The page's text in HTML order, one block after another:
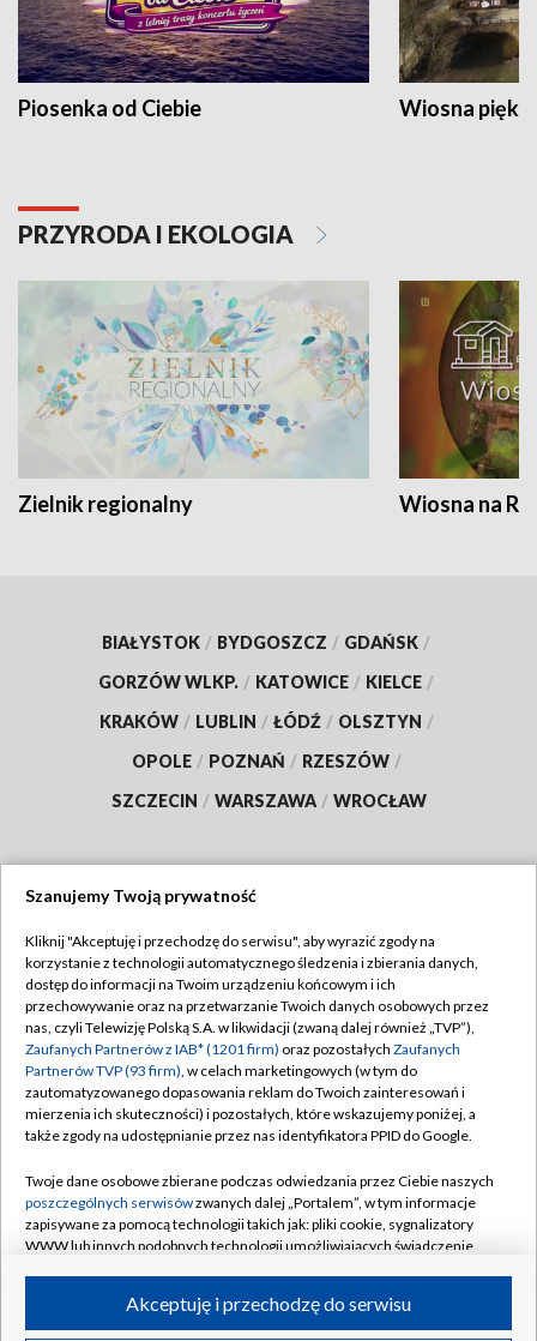
Piosenka od Ciebie Wiosna
PRZYRODA I EKOLOGIA
Zielnik regionalny Wiosna na
BIAŁYSTOK / BYDGOSZCZ / GDAŃSK /
GORZÓW WLKP. / KATOWICE / KIELCE /
KRAKÓW / LUBLIN / ŁÓDŹ / OLSZTYN /
OPOLE / POZNAŃ / RZESZÓW /
SZCZECIN / WARSZAWA / WROCŁAW
TVP
Abonament TVP
Emisja w TVP
Centrum informacji TVP
Naziemna Telewizja Cyfrowa
Rada Programowa
System NOS
Informacje o nadawcy
Program dla prasy
Regulamin TVP
Polityka prywatności
Moje zgody
Pomoc
Kontakt
Kanały
Szanujemy Twoją prywatność
Kliknij "Akceptuję i przechodzę do serwisu", aby wyrazić zgody na
korzystanie z technologii automatycznego śledzenia i zbierania danych,
dostęp do informacji na Twoim urządzeniu końcowym i ich
przechowywanie oraz na przetwarzanie Twoich danych osobowych przez
nas, czyli Telewizję Polską S.A. w likwidacji (zwaną dalej również „TVP”),
Zaufanych Partnerów z IAB* (1201 firm) oraz pozostałych Zaufanych
Partnerów TVP (93 firm), w celach marketingowych (w tym do
zautomatyzowanego dopasowania reklam do Twoich zainteresowań i
mierzenia ich skuteczności) i pozostałych, które wskazujemy poniżej, a
także zgody na udostępnianie przez nas identyfikatora PPID do Google.
Twoje dane osobowe zbierane podczas odwiedzania przez Ciebie naszych
poszczególnych serwisówzwanych dalej „Portalem”, w tym informacje
zapisywane za pomocą technologii takich jak: pliki cookie, sygnalizatory
WWW lub innych podobnych technologii umożliwiających świadczenie
ruchu w Internecie.Akceptuję i przechodzę do serwisu